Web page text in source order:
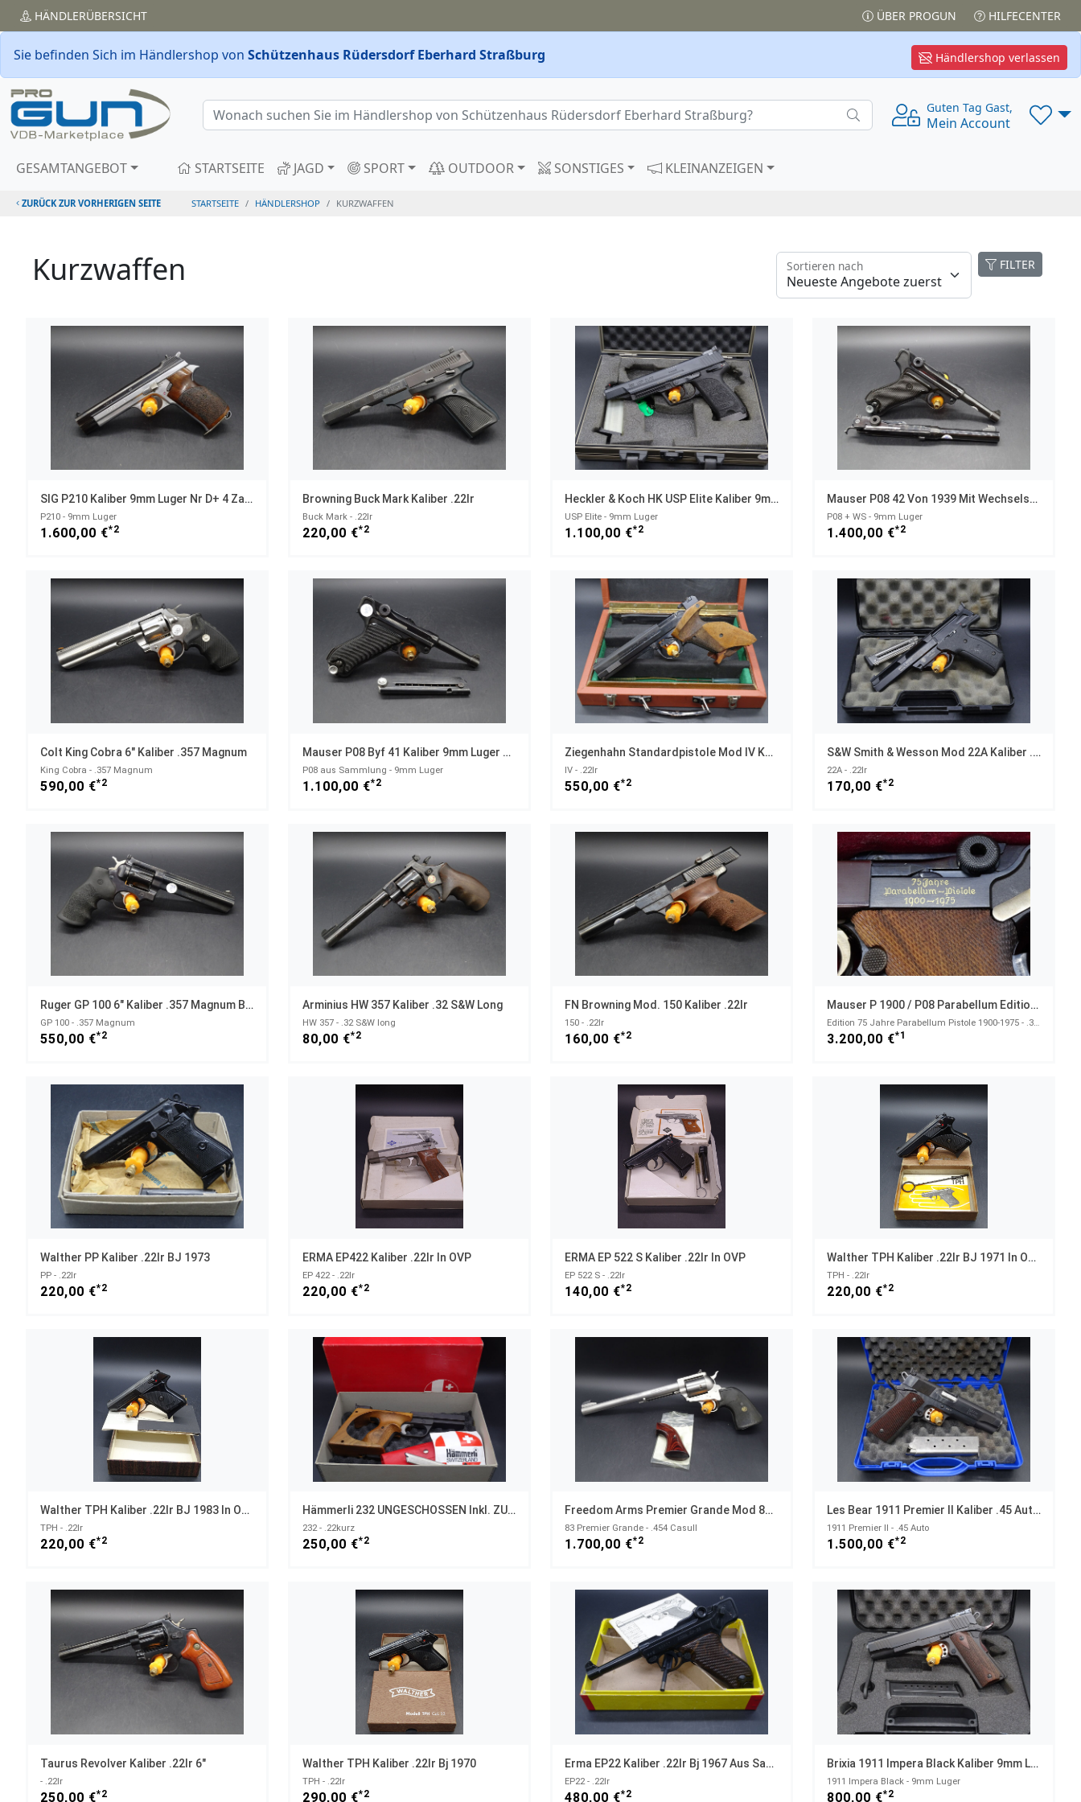
HÄNDLERÜBERSICHT ÜBER PROGUN HILFECENTER
Händlershop verlassen
Sie befinden Sich im Händlershop von Schützenhaus Rüdersdorf Eberhard Straßburg
Guten Tag Gast,
Mein Account
GESAMTANGEBOT STARTSEITE JAGD SPORT OUTDOOR SONSTIGES KLEINANZEIGEN
ZURÜCK ZUR VORHERIGEN SEITE STARTSEITE HÄNDLERSHOP KURZWAFFEN
Kurzwaffen FILTER
Sortieren nach
SIG P210 Kaliber 9mm Luger Nr D+ 4 Zahlen
P210 - 9mm Luger
1.600,00 €*2
Browning Buck Mark Kaliber .22lr
Buck Mark - .22lr
220,00 €*2
Heckler & Koch HK USP Elite Kaliber 9mm Luger
USP Elite - 9mm Luger
1.100,00 €*2
Mauser P08 42 Von 1939 Mit Wechselsystem 125mm
P08 + WS - 9mm Luger
1.400,00 €*2
Colt King Cobra 6" Kaliber .357 Magnum
King Cobra - .357 Magnum
590,00 €*2
Mauser P08 Byf 41 Kaliber 9mm Luger NUMMERNGLEICH
P08 aus Sammlung - 9mm Luger
1.100,00 €*2
Ziegenhahn Standardpistole Mod IV Kaliber .22lr
IV - .22lr
550,00 €*2
S&W Smith & Wesson Mod 22A Kaliber .22lr
22A - .22lr
170,00 €*2
Ruger GP 100 6" Kaliber .357 Magnum BJ 2016
GP 100 - .357 Magnum
550,00 €*2
Arminius HW 357 Kaliber .32 S&W Long
HW 357 - .32 S&W long
80,00 €*2
FN Browning Mod. 150 Kaliber .22lr
150 - .22lr
160,00 €*2
Mauser P 1900 / P08 Parabellum Edition 75 Jahre No 248 / 250
Edition 75 Jahre Parabellum Pistole 1900-1975 - .30 Luger / 7,65 Para
3.200,00 €*1
Walther PP Kaliber .22lr BJ 1973
PP - .22lr
220,00 €*2
ERMA EP422 Kaliber .22lr In OVP
EP 422 - .22lr
220,00 €*2
ERMA EP 522 S Kaliber .22lr In OVP
EP 522 S - .22lr
140,00 €*2
Walther TPH Kaliber .22lr BJ 1971 In OVP
TPH - .22lr
220,00 €*2
Walther TPH Kaliber .22lr BJ 1983 In OVP
TPH - .22lr
220,00 €*2
Hämmerli 232 UNGESCHOSSEN Inkl. ZUBEHÖR UNGESCHOSSEN
232 - .22kurz
250,00 €*2
Freedom Arms Premier Grande Mod 83 Kaliber .454 Casull
83 Premier Grande - .454 Casull
1.700,00 €*2
Les Bear 1911 Premier II Kaliber .45 Auto 5" Bj 2002
1911 Premier II - .45 Auto
1.500,00 €*2
Taurus Revolver Kaliber .22lr 6"
- .22lr
250,00 €*2
Walther TPH Kaliber .22lr Bj 1970
TPH - .22lr
290,00 €*2
Erma EP22 Kaliber .22lr Bj 1967 Aus Sammlung SPITZEN ZUSTAND
EP22 - .22lr
480,00 €*2
Brixia 1911 Impera Black Kaliber 9mm Luger
1911 Impera Black - 9mm Luger
800,00 €*2